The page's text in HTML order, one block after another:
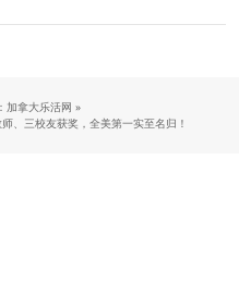
加拿大乐活网 »
、三校友获奖，全美第一实至名归！